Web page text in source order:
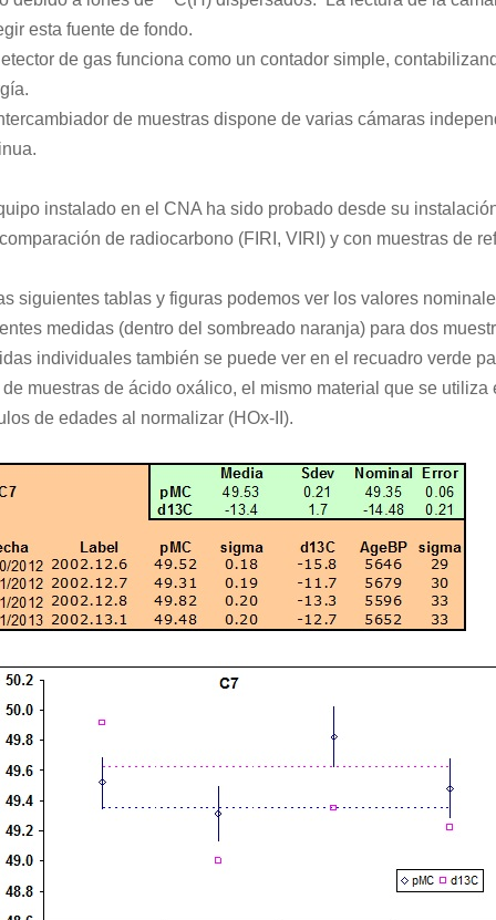
esta fuente de fondo.
de gas funciona como un contador simple,
de muestras dispone de varias cámaras
instalado en el CNA ha sido probado desde su
de radiocarbono (FIRI, VIRI) y con muestras de
siguientes tablas y figuras podemos ver los valores
medidas (dentro del sombreado naranja) para dos
individuales también se puede ver en el recuadro verde
de muestras de ácido oxálico, el mismo material que se
de edades al normalizar (HOx-II).